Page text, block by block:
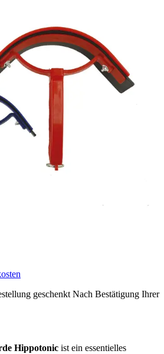
geschenkt Nach Bestätigung Ihrer
Hippotonic ist ein essentielles